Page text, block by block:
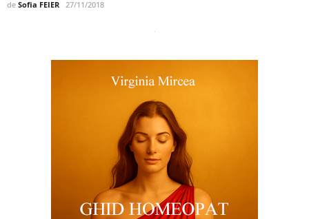
de Sofia FEIER 27/11/2018